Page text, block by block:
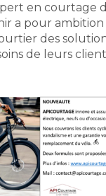
en courtage
a pour
des
de leurs